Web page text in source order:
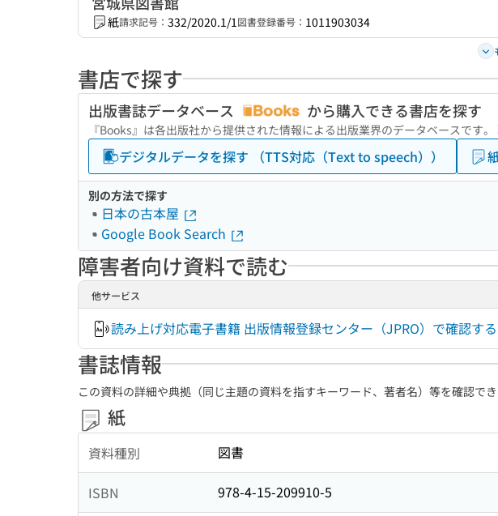
紙請求記号： 332/2020.1/1図書登録番号： 1011903034
書店で探す
出版書誌データベース から購入できる書店を探す
『Books』は各出版社から提供された情報による出版業界のデータベースです
デジタルデータを探す （TTS対応（Text to speech））
別の方法で探す
日本の古本屋
Google Book Search
障害者向け資料で読む
他サービス
読み上げ対応電子書籍 出版情報登録センター（JPRO）で確認する
書誌情報
この資料の詳細や典拠（同じ主題の資料を指すキーワード、著者名）等を確認でき
紙
資料種別 図書
ISBN 978-4-15-209910-5